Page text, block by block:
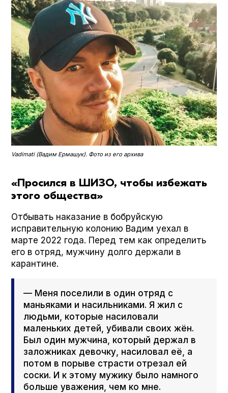
Vadi­mati (Вадим Ермашук). Фото из его архива
«Просился в ШИЗО, чтобы избежать
этого общества»
Отбывать наказание в бобруйскую
исправительную колонию Вадим уехал в
марте 2022 года. Перед тем как определить
его в отряд, мужчину долго держали в
карантине.
— Меня поселили в один отряд с
маньяками и насильниками. Я жил с
людьми, которые насиловали
маленьких детей, убивали своих жён.
Был один мужчина, который держал в
заложниках девочку, насиловал её, а
потом в порыве страсти отрезал ей
соски. И к этому мужику было намного
больше уважения, чем ко мне.